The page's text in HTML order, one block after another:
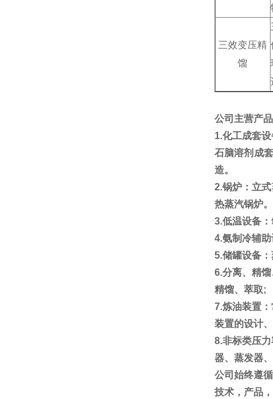
三效变压精
馏
公司主营产
1.化工成套
石脑溶剂成
造。
2.锅炉：立
热蒸汽锅炉。
3.低温设备
4.氨制冷辅
5.储罐设备
6.分离、精
精馏、萃取;
7.炼油装置
装置的设计
8.非标类压
器、蒸发器
公司始终遵循
技术，产品